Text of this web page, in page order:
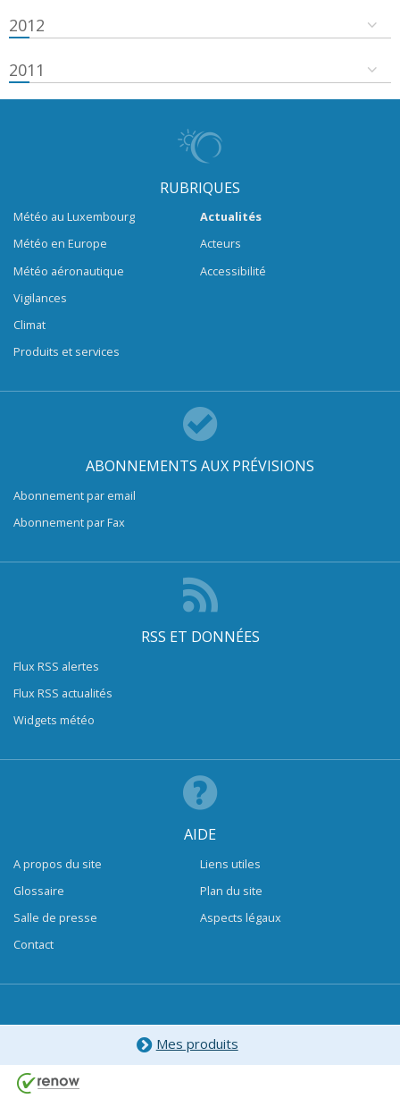
2012
2011
RUBRIQUES
Météo au Luxembourg
Météo en Europe
Météo aéronautique
Vigilances
Climat
Produits et services
Actualités
Acteurs
Accessibilité
ABONNEMENTS AUX PRÉVISIONS
Abonnement par email
Abonnement par Fax
RSS ET DONNÉES
Flux RSS alertes
Flux RSS actualités
Widgets météo
AIDE
A propos du site
Glossaire
Salle de presse
Contact
Liens utiles
Plan du site
Aspects légaux
Mes produits